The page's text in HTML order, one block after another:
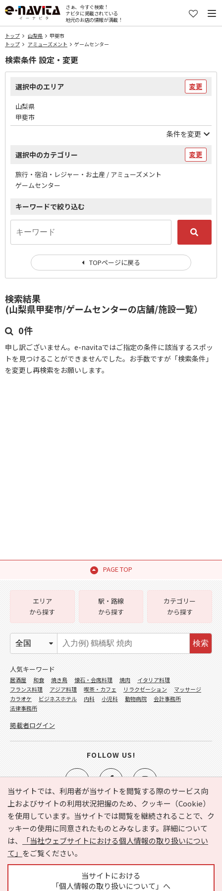
さぁ、今すぐ検索！
ナビタに掲載されている
地元のお店の情報が満載！
トップ 山梨県
甲斐市
トップ
アミューズメント ゲームセンター
検索結果
(山梨県甲斐市/ゲームセンターの店舗/施設一覧）
0件
申し訳ございません。e-navitaではご指定の条件に該当するスポッ
トを見つけることができませんでした。お手数ですが「検索条件」
を変更し再検索をお願いします。
検索条件 設定・変更
選択中のエリア 変更
山梨県
甲斐市
条件を変更
選択中のカテゴリー 変更
旅行・宿泊・レジャー・お土産 / アミューズメント
ゲームセンター
キーワードで絞り込む
TOPページに戻る
PAGE TOP
当サイトでは、利用者が当サイトを閲覧する際のサービス向
上およびサイトの利用状況把握のため、クッキー（Cookie）
を使用しています。当サイトでは閲覧を継続されることで、ク
ッキーの使用に同意されたものとみなします。詳細について
は、
「当社ウェブサイトにおける個人情報の取り扱いについ
て」 をご覧ください。
当サイトにおける
「個人情報の取り扱いについて」へ
e-NAVITA（イーナビタ）とは？ お気に入り
ヘルプ
利用規約
個人情報の取り扱いについて
運営会社
サイトマップ
広告掲載に関するお問い合わせ
エリア
から探す
駅・路線
から探す
カテゴリー
から探す
検索
人気キーワード
居酒屋 和食 焼き鳥 懐石・会席料理 焼肉
イタリア料理
フランス料理
アジア料理 喫茶・カフェ リラクゼーション
マッサージ
カラオケ
ビジネスホテル 内科 小児科 動物病院
会計事務所
法律事務所
掲載者ログイン
FOLLOW US!